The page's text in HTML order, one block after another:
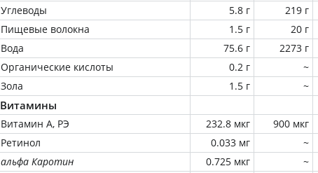
Углеводы
5.8 г 219 г
Пищевые волокна
1.5 г 20 г
Вода
75.6 г 2273 г
Органические кислоты
0.2 г
~
Зола
1.5 г ~
Витамины
Витамин А, РЭ 232.8 мкг 900 мкг
Ретинол
0.033 мг
~
альфа Каротин
0.725 мкг
~